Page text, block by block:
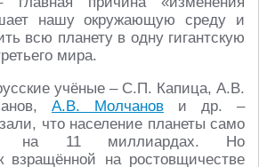
нашу окружающую среду и
всю планету в одну гигантскую
мира.
учёные – С.П. Капица, А.В.
А.В. Молчанов и др. –
что население планеты само
на 11 миллиардах. Но
взращённой на ростовщичестве